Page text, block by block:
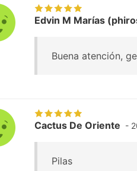
Edvin M Marías
Buena atención,
Cactus De Oriente -
Pilas